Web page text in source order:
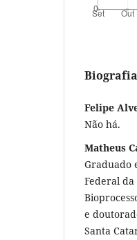
Felipe
Não há.
Matheus
Graduado
Federal
e
Santa